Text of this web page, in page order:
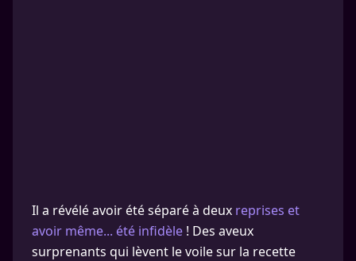
Il a révélé avoir été séparé à deux reprises et
avoir même... été infidèle ! Des aveux
surprenants qui lèvent le voile sur la recette